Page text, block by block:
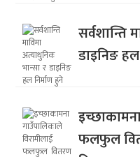
सर्वशान्ति
डाइनिङ
फलफुल